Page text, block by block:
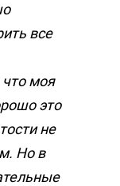
все
моя
это
не
Но в